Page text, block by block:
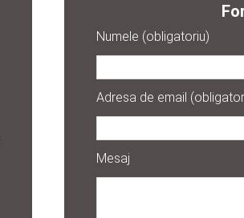
Numele (obligatoriu)
Adresa de email
Mesaj